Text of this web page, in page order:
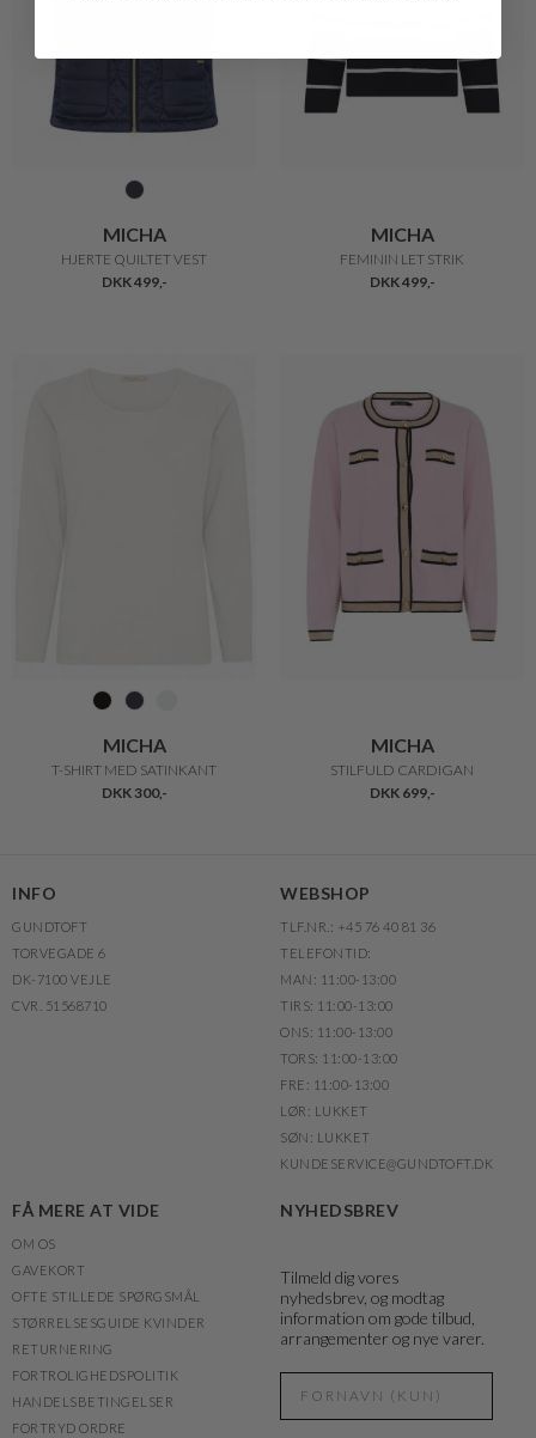
MICHA
HJERTE QUILTET VEST
DKK 499,-
MICHA
FEMININ LET STRIK
DKK 499,-
MICHA
T-SHIRT MED SATINKANT
DKK 300,-
MICHA
STILFULD CARDIGAN
DKK 699,-
INFO
GUNDTOFT
TORVEGADE 6
DK-7100 VEJLE
CVR. 51568710
WEBSHOP
TLF.NR.: +45 76 40 81 36
TELEFONTID:
MAN: 11:00-13:00
TIRS: 11:00-13:00
ONS: 11:00-13:00
TORS: 11:00-13:00
FRE: 11:00-13:00
LØR: LUKKET
SØN: LUKKET
KUNDESERVICE@GUNDTOFT.DK
FÅ MERE AT VIDE
OM OS
GAVEKORT
OFTE STILLEDE SPØRGSMÅL
STØRRELSESGUIDE KVINDER
RETURNERING
FORTROLIGHEDSPOLITIK
HANDELSBETINGELSER
FORTRYD ORDRE
NYHEDSBREV
Tilmeld dig vores
nyhedsbrev, og modtag
information om gode tilbud,
arrangementer og nye varer.